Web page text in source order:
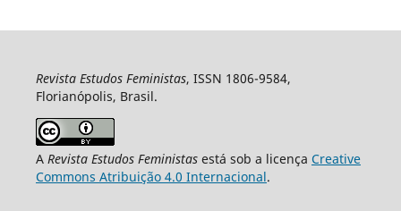
Revista Estudos Feministas, ISSN 1806-9584,
Florianópolis, Brasil.
A Revista Estudos Feministasestá sob a licença Creative
Commons Atribuição 4.0 Internacional.